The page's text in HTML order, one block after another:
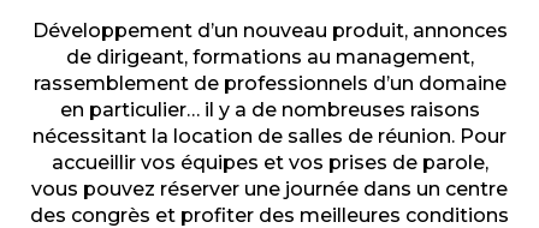
Développement d’un nouveau produit, annonces
de dirigeant, formations au management,
rassemblement de professionnels d’un domaine
en particulier… il y a de nombreuses raisons
nécessitant la location de salles de réunion. Pour
accueillir vos équipes et vos prises de parole,
vous pouvez réserver une journée dans un centre
des congrès et profiter des meilleures conditions